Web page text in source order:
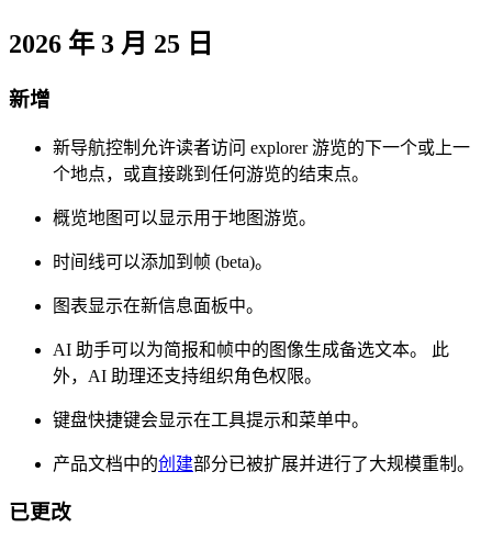
2026 年 3 月 25 日
新增
新导航控制允许读者访问 explorer 游览的下一个或上一
个地点，或直接跳到任何游览的结束点。
概览地图可以显示用于地图游览。
时间线可以添加到帧 (beta)。
图表显示在新信息面板中。
AI 助手可以为简报和帧中的图像生成备选文本。 此
外，AI 助理还支持组织角色权限。
键盘快捷键会显示在工具提示和菜单中。
产品文档中的创建部分已被扩展并进行了大规模重制。
已更改